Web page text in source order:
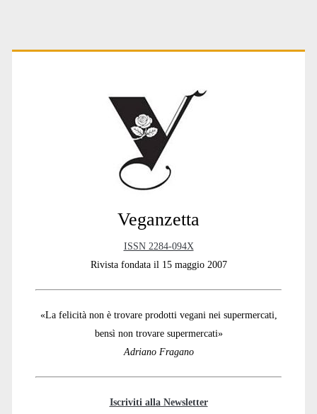
Primary
Veganzetta
ISSN 2284-094X
Rivista fondata il 15 maggio 2007
«La felicità non è trovare prodotti vegani nei supermercati,
bensì non trovare supermercati»
Adriano Fragano
Iscriviti alla Newsletter